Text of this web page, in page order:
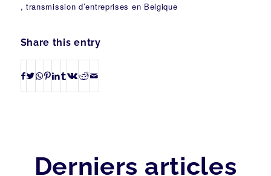
, transmission d’entreprises en Belgique
Share this entry
Derniers articles